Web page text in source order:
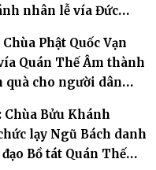
nhân lễ vía Đức
Phật Quốc Vạn
Quán Thế Âm thành
quà cho người dân
Bửu Khánh
lạy Ngũ Bách danh
Bồ tát Quán Thế